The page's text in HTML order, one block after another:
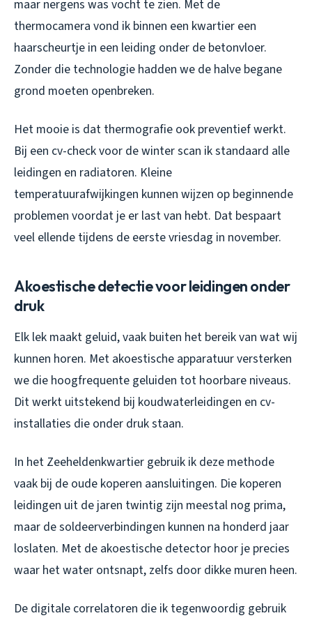
maar nergens was vocht te zien. Met de
thermocamera vond ik binnen een kwartier een
haarscheurtje in een leiding onder de betonvloer.
Zonder die technologie hadden we de halve begane
grond moeten openbreken.
Het mooie is dat thermografie ook preventief werkt.
Bij een cv-check voor de winter scan ik standaard alle
leidingen en radiatoren. Kleine
temperatuurafwijkingen kunnen wijzen op beginnende
problemen voordat je er last van hebt. Dat bespaart
veel ellende tijdens de eerste vriesdag in november.
Akoestische detectie voor leidingen onder
druk
Elk lek maakt geluid, vaak buiten het bereik van wat wij
kunnen horen. Met akoestische apparatuur versterken
we die hoogfrequente geluiden tot hoorbare niveaus.
Dit werkt uitstekend bij koudwaterleidingen en cv-
installaties die onder druk staan.
In het Zeeheldenkwartier gebruik ik deze methode
vaak bij de oude koperen aansluitingen. Die koperen
leidingen uit de jaren twintig zijn meestal nog prima,
maar de soldeerverbindingen kunnen na honderd jaar
loslaten. Met de akoestische detector hoor je precies
waar het water ontsnapt, zelfs door dikke muren heen.
De digitale correlatoren die ik tegenwoordig gebruik